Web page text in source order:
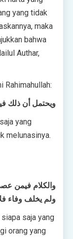
yang tidak
maka
bahwa
Authar,
Rahimahullah:
ويحتمل أن ذلك
yang
melunasinya.
والكلام فيمن
ولم يخلف وفاء
saja yang
orang yang